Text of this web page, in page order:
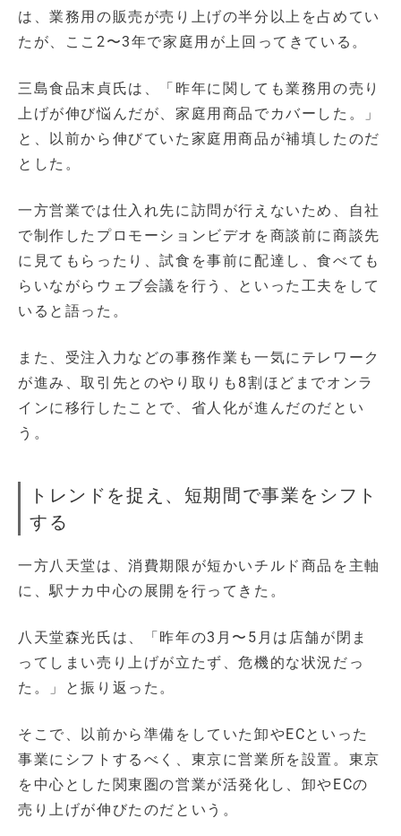
は、業務用の販売が売り上げの半分以上を占めてい
たが、ここ2〜3年で家庭用が上回ってきている。
三島食品末貞氏は、「昨年に関しても業務用の売り
上げが伸び悩んだが、家庭用商品でカバーした。」
と、以前から伸びていた家庭用商品が補填したのだ
とした。
一方営業では仕入れ先に訪問が行えないため、自社
で制作したプロモーションビデオを商談前に商談先
に見てもらったり、試食を事前に配達し、食べても
らいながらウェブ会議を行う、といった工夫をして
いると語った。
また、受注入力などの事務作業も一気にテレワーク
が進み、取引先とのやり取りも8割ほどまでオンラ
インに移行したことで、省人化が進んだのだとい
う。
トレンドを捉え、短期間で事業をシフト
する
一方八天堂は、消費期限が短かいチルド商品を主軸
に、駅ナカ中心の展開を行ってきた。
八天堂森光氏は、「昨年の3月〜5月は店舗が閉ま
ってしまい売り上げが立たず、危機的な状況だっ
た。」と振り返った。
そこで、以前から準備をしていた卸やECといった
事業にシフトするべく、東京に営業所を設置。東京
を中心とした関東圏の営業が活発化し、卸やECの
売り上げが伸びたのだという。